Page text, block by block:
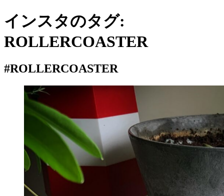
インスタのタグ:
ROLLERCOASTER
#ROLLERCOASTER